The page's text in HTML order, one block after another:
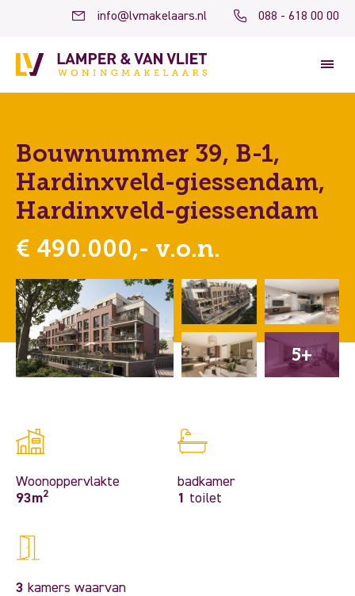
info@lvmakelaars.nl 088 - 618 00 00
Bouwnummer 39, B-1,
Hardinxveld-giessendam,
Hardinxveld-giessendam
€ 490.000,- v.o.n.
5+
Woonoppervlakte
93m2
badkamer
1
toilet
3 kamers waarvan